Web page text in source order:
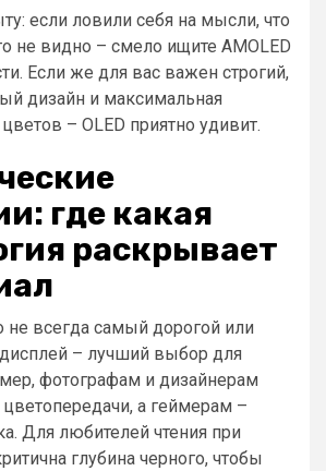
если ловили себя на мысли, что
не видно – смело ищите AMOLED
Если же для вас важен строгий,
дизайн и максимальная
– OLED приятно удивит.
где какая
раскрывает
не всегда самый дорогой или
– лучший выбор для
фотографам и дизайнерам
а геймерам –
Для любителей чтения при
глубина черного, чтобы